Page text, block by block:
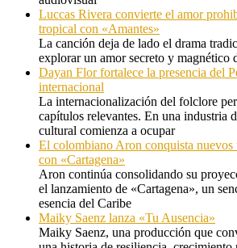
Luccas Rivera convierte el amor
tropical con «Amantes»
La canción deja de lado el drama
explorar un amor secreto y magnético
Dayan Flor fortalece la presencia del
internacional
La internacionalización del folclore
capítulos relevantes. En una industria
cultural comienza a ocupar
El colombiano Aron conquista nuevos
con «Cartagena»
Aron continúa consolidando su
el lanzamiento de «Cartagena», un
esencia del Caribe
Maiky Saenz lanza «Tu Ausencia»
Maiky Saenz, una producción que